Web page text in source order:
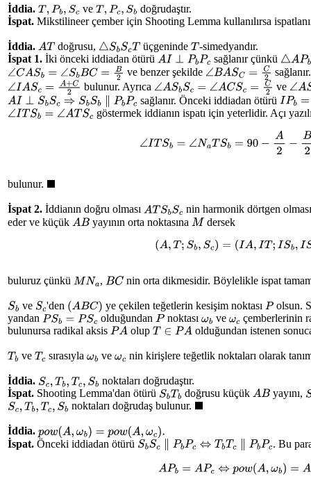
İddia. T,Pb,S c veT,Pc,S b
doğrudaştır.
İspat. Mikstilineer çember için Shooting Lemma kullanılırsa
İddia. AT doğrusu, △SbScT üçgeninde T-simedyandır.
İspat 1. İki önceki iddiadan ötürü AI⊥P bPc sağlanır çünkü △APb
∠CASb =∠ SbBC=B2 ve benzer şekilde ∠BASC =C 2
∠IASc=A +C2 bulunur. Ayrıca ∠ASbSc =∠ACSc=C2 ve ∠A
AI⊥S bSc⇒ SbS b∥Pb sağlanır. Önceki iddiadan ötürüIPb=IP
∠ITSb=∠ ATSc göstermek iddianın ispatı için yeterlidir. Açı
Sb= ∠N Sb= −A B2
bulunur. ◼
İspat 2. İddianın doğru olması ATSbSc nin harmonik dörtgen
eder ve küçük AB yayının orta noktasına M dersek
(A,T;Sb, Sc)=(IA,IT;ISb,IS
buluruz çünkü MNa , BCnin orta dikmesidir. Böylelikle ispat
Sb ve Sc'den (ABC) ye çekilen teğetlerin kesişim noktası P olsun.
yandan PSb=PSc olduğundan P noktası ωb ve ωc çemberlerinin
bulunursa radikal aksis PA olup T∈P A olduğundan istenen
Tb veTc sırasıylaωb veωc nin kirişlere teğetlik noktaları olarak
İddia. Sc, Tb,Tc,S b
noktaları doğrudaştır.
İspat. Shooting Lemma'dan ötürü SbTb doğrusu küçük AByayını, S
Sc, Tb,Tc,S b noktaları doğrudaş bulunur. ◼
İddia. pow(A,ωb)= po w(A,ωc) .
İspat. Önceki iddiadan ötürü SbSc bPc⇔ Tb Tc∥Pb c . Bu
A Pb=A Pc⇔pow(A,ωb =AT